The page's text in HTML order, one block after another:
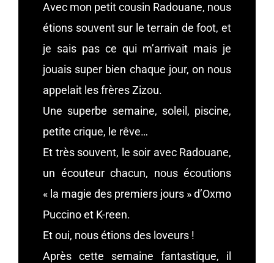
Avec mon petit cousin Radouane, nous
étions souvent sur le terrain de foot, et
je sais pas ce qui m’arrivait mais je
jouais super bien chaque jour, on nous
appelait les frères Zizou.
Une superbe semaine, soleil, piscine,
petite crique, le rêve…
Et très souvent, le soir avec Radouane,
un écouteur chacun, nous écoutions
« la magie des premiers jours » d’Oxmo
Puccino et K-reen.
Et oui, nous étions des loveurs !
Après cette semaine fantastique, il